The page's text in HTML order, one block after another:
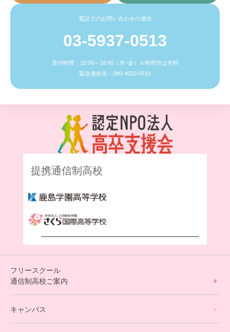
電話でのお問い合わせの場合
03-5937-0513
受付時間：10:00～18:00（月~金）※時間外は有料
緊急連絡先：080-4050-0515
提携通信制高校
フリースクール
通信制高校ご案内
キャンパス